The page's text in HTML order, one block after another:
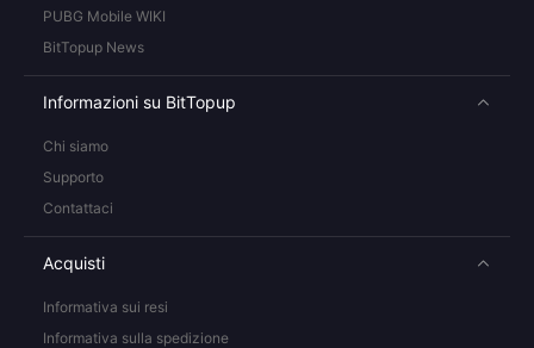
PUBG Mobile WIKI
BitTopup News
Informazioni su BitTopup
Chi siamo
Supporto
Contattaci
Acquisti
Informativa sui resi
Informativa sulla spedizione